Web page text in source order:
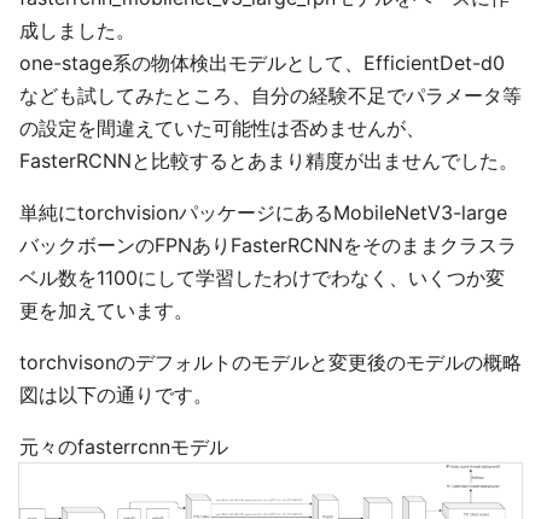
成しました。
one-stage系の物体検出モデルとして、EfficientDet-d0
なども試してみたところ、自分の経験不足でパラメータ等
の設定を間違えていた可能性は否めませんが、
FasterRCNNと比較するとあまり精度が出ませんでした。
単純にtorchvisionパッケージにあるMobileNetV3-large
バックボーンのFPNありFasterRCNNをそのままクラスラ
ベル数を1100にして学習したわけでわなく、いくつか変
更を加えています。
torchvisonのデフォルトのモデルと変更後のモデルの概略
図は以下の通りです。
元々のfasterrcnnモデル